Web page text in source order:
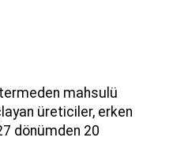
mahsulü
üreticiler, erken
dönümden 20